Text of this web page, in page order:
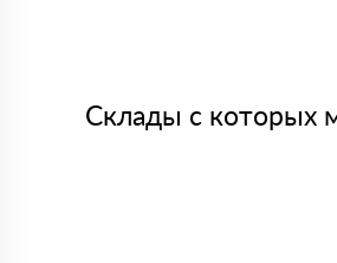
Склады с которых